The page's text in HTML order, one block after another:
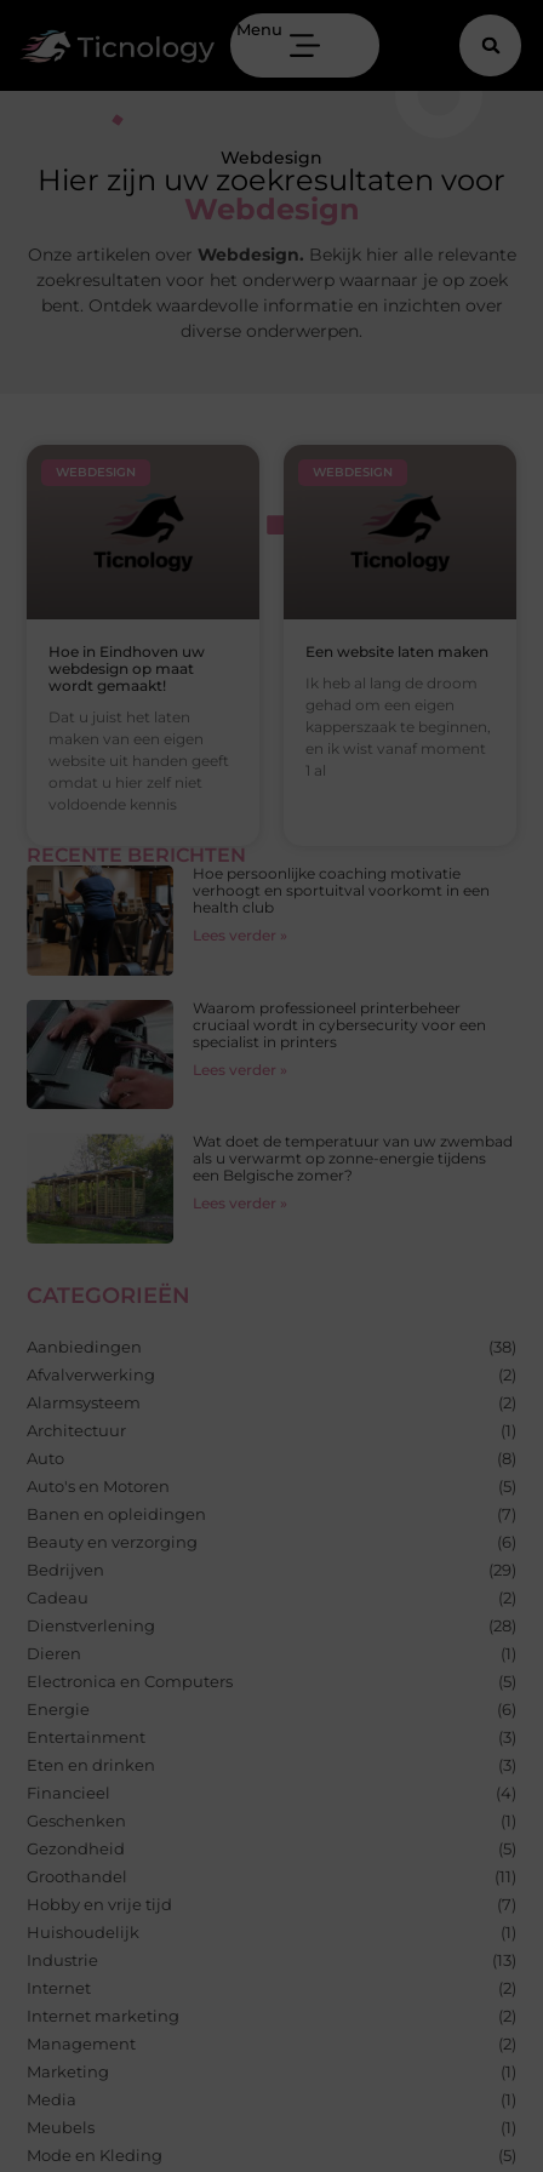
Menu
Webdesign
Hier zijn uw zoekresultaten voor
Webdesign
Onze artikelen over Webdesign. Bekijk hier alle relevante
zoekresultaten voor het onderwerp waarnaar je op zoek
bent. Ontdek waardevolle informatie en inzichten over
diverse onderwerpen.
WEBDESIGN
Hoe in Eindhoven uw
webdesign op maat
wordt gemaakt!
Dat u juist het laten
maken van een eigen
website uit handen geeft
omdat u hier zelf niet
voldoende kennis
WEBDESIGN
Een website laten maken
Ik heb al lang de droom
gehad om een eigen
kapperszaak te beginnen,
en ik wist vanaf moment
1 al
RECENTE BERICHTEN
Hoe persoonlijke coaching motivatie
verhoogt en sportuitval voorkomt in een
health club
Lees verder »
Waarom professioneel printerbeheer
cruciaal wordt in cybersecurity voor een
specialist in printers
Lees verder »
Wat doet de temperatuur van uw zwembad
als u verwarmt op zonne-energie tijdens
een Belgische zomer?
Lees verder »
CATEGORIEËN
Aanbiedingen
(38)
Afvalverwerking
(2)
Alarmsysteem
(2)
Architectuur
(1)
Auto
(8)
Auto's en Motoren
(5)
Banen en opleidingen
(7)
Beauty en verzorging
(6)
Bedrijven
(29)
Cadeau
(2)
Dienstverlening
(28)
Dieren
(1)
Electronica en Computers
(5)
Energie
(6)
Entertainment
(3)
Eten en drinken
(3)
Financieel
(4)
Geschenken
(1)
Gezondheid
(5)
Groothandel
(11)
Hobby en vrije tijd
(7)
Huishoudelijk
(1)
Industrie
(13)
Internet
(2)
Internet marketing
(2)
Management
(2)
Marketing
(1)
Media
(1)
Meubels
(1)
Mode en Kleding
(5)